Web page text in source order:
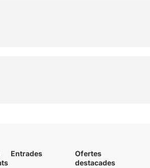
Entrades
Ofertes
destacades